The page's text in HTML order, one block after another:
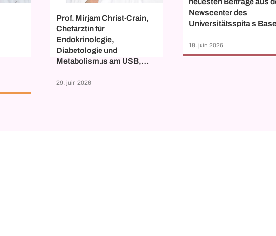
Prof. Mirjam Christ-Crain,
Chefärztin für
Endokrinologie,
Diabetologie und
Metabolismus am USB,
2026 für medizinische
29. juin 2026
neuesten Beiträge aus
Newscenter des
Universitätsspitals
18. juin 2026